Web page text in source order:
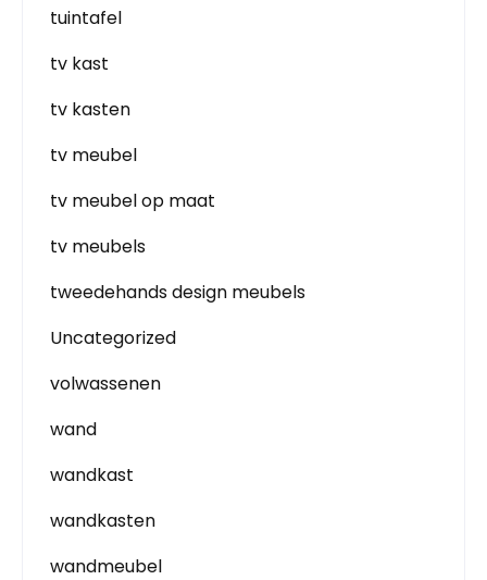
tuintafel
tv kast
tv kasten
tv meubel
tv meubel op maat
tv meubels
tweedehands design meubels
Uncategorized
volwassenen
wand
wandkast
wandkasten
wandmeubel